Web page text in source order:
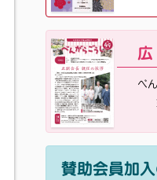
べ
賛助会員加